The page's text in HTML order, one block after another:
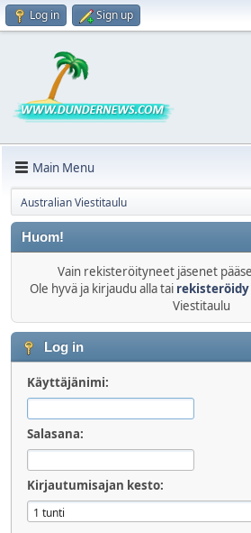
Log in Sign up
Main Menu
Australian Viestitaulu
Huom!
Vain rekisteröityneet jäsenet
Ole hyvä ja kirjaudu alla tai rekisteröidy
Viestitaulu
Log in
Käyttäjänimi:
Salasana:
Kirjautumisajan kesto: